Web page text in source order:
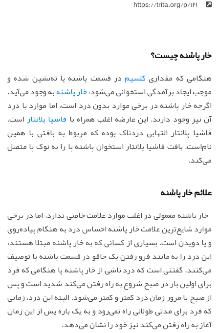
خار پاشنه چیست؟
هنگامی که مقداریکلسیمدر قسمت پاشنه پا ته‌نشین شده و
موجب ایجاد برآمدگی استخوانی می‌شود،خار پاشنهبه وجود می‌آید.
اگرچه خار پاشنه در برخی موارد بدون درد است، اما موارد با درد
آن نیز وجود دارند. این عارضه اغلب همراه با فاشیا پلانتاراست.
فاشیا پلانتار التهابی دردناک بوده که مربوط به بافتی با همین
نام‌است. بافت فاشیا پلانتار استخوان پاشنه پا را به نوک پا متصل
می‌کند.
علائم خار پاشنه
خار پاشنه معمولی در اغلب موارد علامت خاصی ندارد، اما در برخی
موارد شایع‌ترین علامت خار پاشنه احساس درد به هنگام پیاده‌روی
و یا دویدن است. بسیاری از کسانی که به خار پاشنه مبتلا هستند،
این درد را به مانند فرو رفتن یک چاقو در قسمت پاشنه پا توصیف
می‌کنند. گفتنی است که درد ناشی از خار پاشنه پا هنگامی که فرد
برای اولین بار در صبح شروع به راه رفتن می‌کند شدید است و پس
از صبح با مرور زمان درد کمتر و کمتر می‌شود. البته این درد، زمانی
که فرد برای مدتی طولانی راه نمی‌رود و به یک باره پس از این زمان
آغاز به راه رفتن می‌کند نیز خود را نشان می‌دهد.